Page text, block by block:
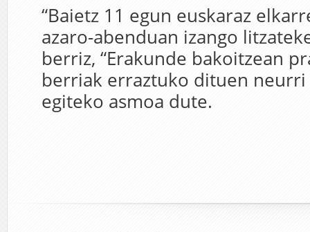
“Baietz 11 egun euskaraz
azaro-abenduan izango
berriz, “Erakunde bakoitzean
berriak erraztuko dituen neurri
egiteko asmoa dute.